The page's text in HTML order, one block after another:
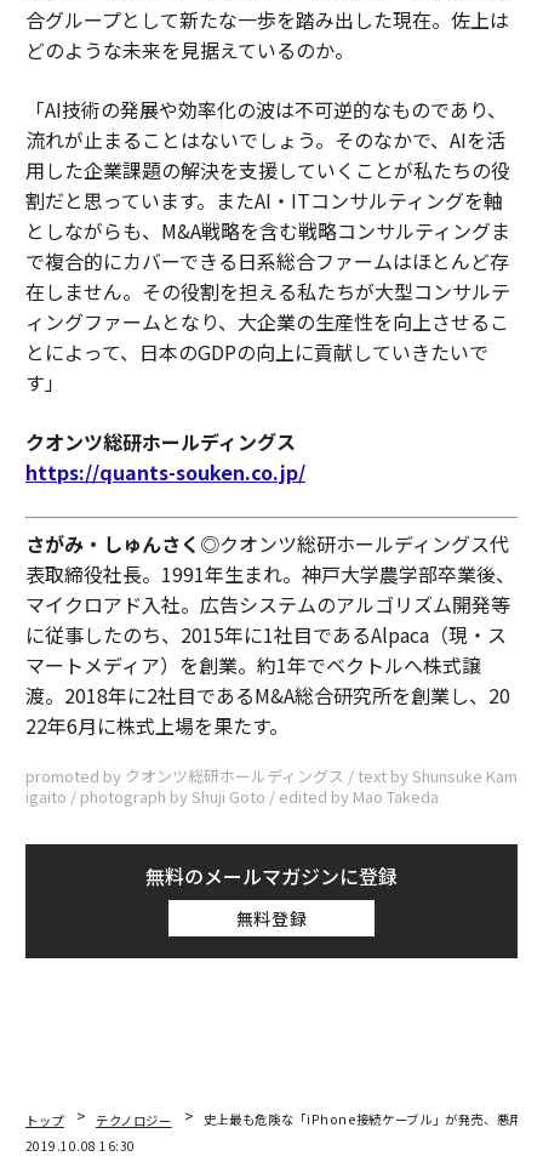
合グループとして新たな一歩を踏み出した現在。佐上は
どのような未来を見据えているのか。
「AI技術の発展や効率化の波は不可逆的なものであり、
流れが止まることはないでしょう。そのなかで、AIを活
用した企業課題の解決を支援していくことが私たちの役
割だと思っています。またAI・ITコンサルティングを軸
としながらも、M&A戦略を含む戦略コンサルティングま
で複合的にカバーできる日系総合ファームはほとんど存
在しません。その役割を担える私たちが大型コンサルテ
ィングファームとなり、大企業の生産性を向上させるこ
とによって、日本のGDPの向上に貢献していきたいで
す」
クオンツ総研ホールディングス
https://quants-souken.co.jp/
さがみ・しゅんさく ◎クオンツ総研ホールディングス代
表取締役社長。1991年生まれ。神戸大学農学部卒業後、
マイクロアド入社。広告システムのアルゴリズム開発等
に従事したのち、2015年に1社目であるAlpaca（現・ス
マートメディア）を創業。約1年でベクトルへ株式譲
渡。2018年に2社目であるM&A総合研究所を創業し、20
22年6月に株式上場を果たす。
promoted by クオンツ総研ホールディングス / text by Shunsuke Kam
igaito / photograph by Shuji Goto / edited by Mao Takeda
無料のメールマガジンに登録
無料登録
トップ テクノロジー
史上最も危険な「iPhone接続ケーブル」が発売、悪用の
2019.10.08 16:30